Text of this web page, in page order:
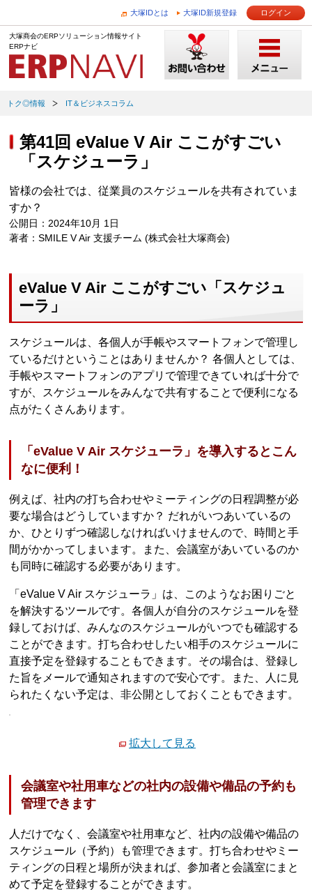
大塚IDとは 大塚ID新規登録 ログイン
大塚商会のERPソリューション情報サイト
ERPナビ
トク◎情報 IT＆ビジネスコラム
第41回 eValue V Air ここがすごい
「スケジューラ」
皆様の会社では、従業員のスケジュールを共有されていま
すか？
公開日：2024年10月 1日
著者：SMILE V Air 支援チーム (株式会社大塚商会)
eValue V Air ここがすごい「スケジュ
ーラ」
スケジュールは、各個人が手帳やスマートフォンで管理し
ているだけということはありませんか？ 各個人としては、
手帳やスマートフォンのアプリで管理できていれば十分で
すが、スケジュールをみんなで共有することで便利になる
点がたくさんあります。
「eValue V Air スケジューラ」を導入するとこん
なに便利！
例えば、社内の打ち合わせやミーティングの日程調整が必
要な場合はどうしていますか？ だれがいつあいているの
か、ひとりずつ確認しなければいけませんので、時間と手
間がかかってしまいます。また、会議室があいているのか
も同時に確認する必要があります。
「eValue V Air スケジューラ」は、このようなお困りごと
を解決するツールです。各個人が自分のスケジュールを登
録しておけば、みんなのスケジュールがいつでも確認する
ことができます。打ち合わせしたい相手のスケジュールに
直接予定を登録することもできます。その場合は、登録し
た旨をメールで通知されますので安心です。また、人に見
られたくない予定は、非公開としておくこともできます。
拡大して見る
会議室や社用車などの社内の設備や備品の予約も
管理できます
人だけでなく、会議室や社用車など、社内の設備や備品の
スケジュール（予約）も管理できます。打ち合わせやミー
ティングの日程と場所が決まれば、参加者と会議室にまと
めて予定を登録することができます。